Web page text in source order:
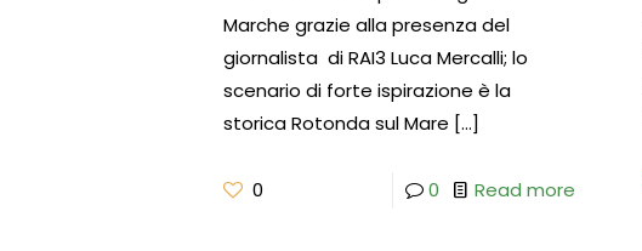
Marche grazie alla presenza del
giornalista di RAI3 Luca Mercalli; lo
scenario di forte ispirazione è la
storica Rotonda sul Mare […]
0 0 Read more